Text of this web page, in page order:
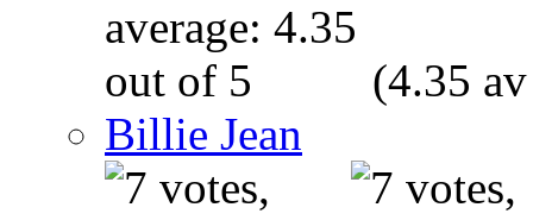
(4.35
Billie Jean